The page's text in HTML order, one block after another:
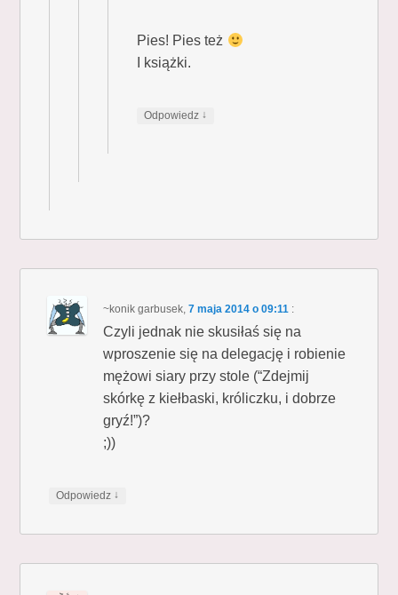
Pies! Pies też
I książki.
Odpowiedz ↓
~konik garbusek,7 maja 2014 o 09:11 :
Czyli jednak nie skusiłaś się na
wproszenie się na delegację i robienie
mężowi siary przy stole (“Zdejmij
skórkę z kiełbaski, króliczku, i dobrze
gryź!”)?
;))
Odpowiedz ↓